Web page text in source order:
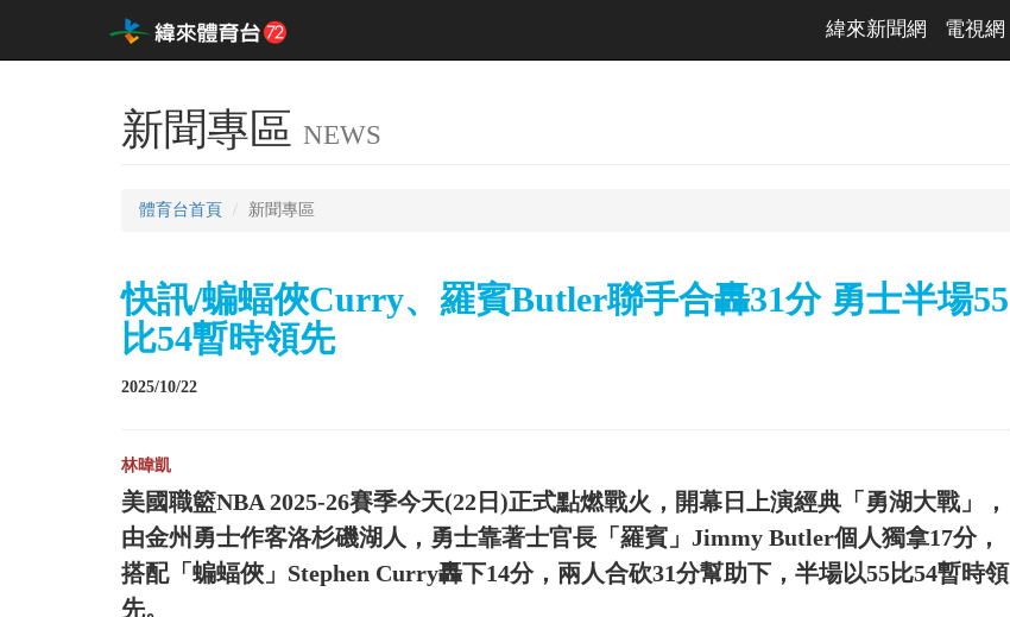
緯來新聞網 電視網
新聞專區 NEWS
體育台首頁 新聞專區
快訊/蝙蝠俠Curry、羅賓Butler聯手合轟31分 勇士半場55
比54暫時領先
2025/10/22
林暐凱
美國職籃NBA 2025-26賽季今天(22日)正式點燃戰火，開幕日上演經典「勇湖大戰」，
由金州勇士作客洛杉磯湖人，勇士靠著士官長「羅賓」Jimmy Butler個人獨拿17分，
搭配「蝙蝠俠」Stephen Curry轟下14分，兩人合砍31分幫助下，半場以55比54暫時領
先。